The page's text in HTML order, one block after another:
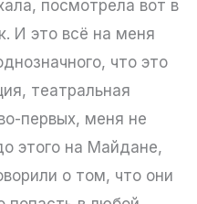
посмотрела вот в
И это всё на меня
что это
театральная
первых, меня не
этого на Майдане,
о том, что они